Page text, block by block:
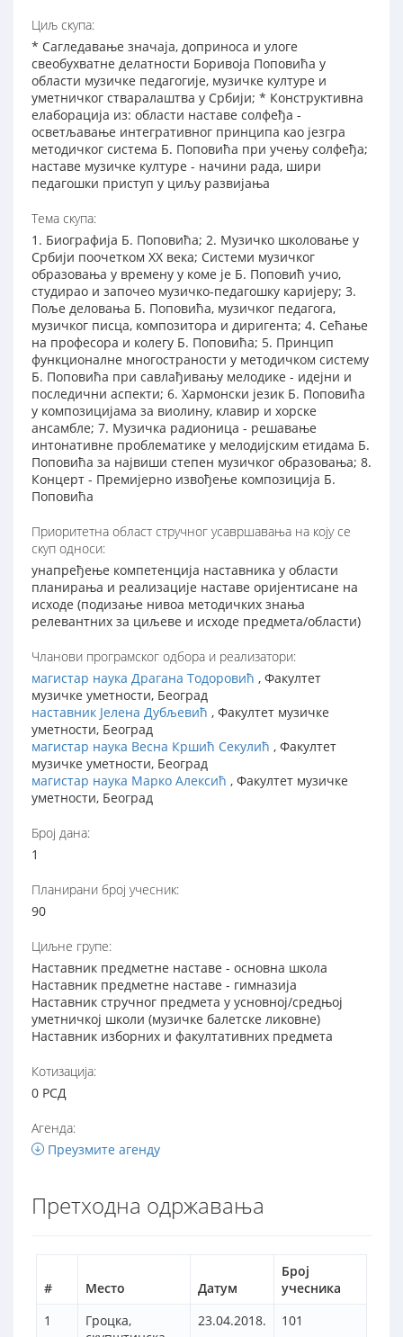
Циљ скупа:
* Сагледавање значаја, доприноса и улоге
свеобухватне делатности Боривоја Поповића у
области музичке педагогије, музичке културе и
уметничког стваралаштва у Србији; * Конструктивна
елаборација из: области наставе солфеђа -
осветљавање интегративног принципа као језгра
методичког система Б. Поповића при учењу солфеђа;
наставе музичке културе - начини рада, шири
педагошки приступ у циљу развијања
Тема скупа:
1. Биографија Б. Поповића; 2. Музичко школовање у
Србији поочетком ХХ века; Системи музичког
образовања у времену у коме је Б. Поповић учио,
студирао и започео музичко-педагошку каријеру; 3.
Поље деловања Б. Поповића, музичког педагога,
музичког писца, композитора и диригента; 4. Сећање
на професора и колегу Б. Поповића; 5. Принцип
функционалне многостраности у методичком систему
Б. Поповића при савлађивању мелодике - идејни и
последични аспекти; 6. Хармонски језик Б. Поповића
у композицијама за виолину, клавир и хорске
ансамбле; 7. Музичка радионица - решавање
интонативне проблематике у мелодијским етидама Б.
Поповића за највиши степен музичког образовања; 8.
Концерт - Премијерно извођење композиција Б.
Поповића
Приоритетна област стручног усавршавања на коју се
скуп односи:
унапређење компетенција наставника у области
планирања и реализације наставе оријентисане на
исходе (подизање нивоа методичких знања
релевантних за циљеве и исходе предмета/области)
Чланови програмског одбора и реализатори:
магистар наука Драгана Тодоровић , Факултет
музичке уметности, Београд
наставник Јелена Дубљевић , Факултет музичке
уметности, Београд
магистар наука Весна Кршић Секулић , Факултет
музичке уметности, Београд
магистар наука Марко Алексић , Факултет музичке
уметности, Београд
Број дана:
1
Планирани број учесник:
90
Циљне групе:
Наставник предметне наставе - основна школа
Наставник предметне наставе - гимназија
Наставник стручног предмета у усновној/средњој
уметничкој школи (музичке балетске ликовне)
Наставник изборних и факултативних предмета
Котизација:
0 РСД
Агенда:
Преузмите агенду
Претходна одржавања
# Место Датум
Број
учесника
1
Гроцка,
23.04.2018. 101